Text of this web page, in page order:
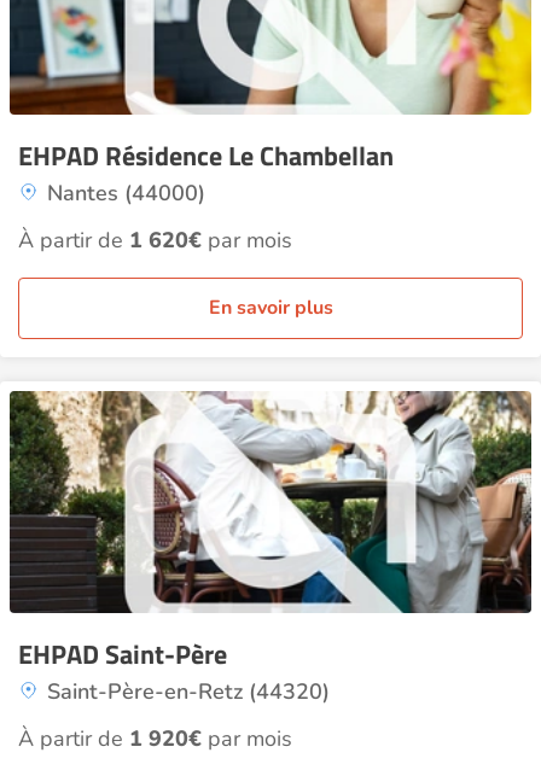
EHPAD Résidence Le Chambellan
Nantes (44000)
À partir de 1 620€ par mois
En savoir plus
EHPAD Saint-Père
Saint-Père-en-Retz (44320)
À partir de 1 920€ par mois